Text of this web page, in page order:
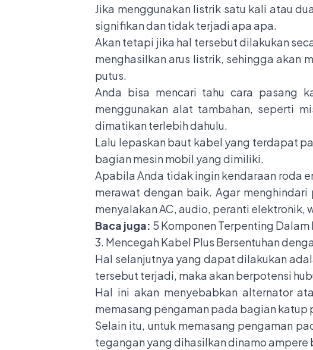
Jika menggunakan listrik satu kali atau
signifikan dan tidak terjadi apa apa.
Akan tetapi jika hal tersebut dilakukan
menghasilkan arus listrik, sehingga akan
putus.
Anda bisa mencari tahu cara pasang
menggunakan alat tambahan, seperti
dimatikan terlebih dahulu.
Lalu lepaskan baut kabel yang terdapat
bagian mesin mobil yang dimiliki.
Apabila Anda tidak ingin kendaraan roda
merawat dengan baik. Agar
menyalakan AC, audio, peranti elektronik,
Baca juga: 5 Komponen Terpenting
3. Mencegah Kabel Plus Bersentuhan
Hal selanjutnya yang dapat dilakukan
tersebut terjadi, maka akan berpotensi
Hal ini akan menyebabkan alternator
memasang pengaman pada bagian katup
Selain itu, untuk memasang pengaman
tegangan yang dihasilkan dinamo ampere